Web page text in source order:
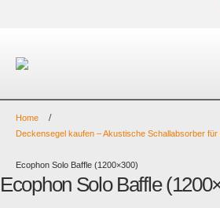
Home
Deckensegel kaufen – Akustische Schallabsorber
Ecophon Solo Baffle (1200×300)
Ecophon Solo Baffle